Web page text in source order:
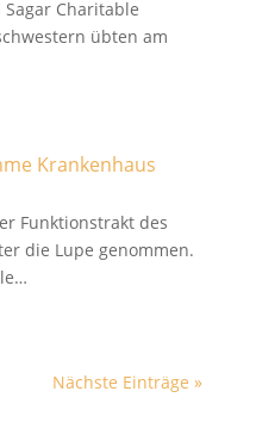
Charitable
übten am
Krankenhaus
Funktionstrakt des
die Lupe genommen.
Nächste Einträge »